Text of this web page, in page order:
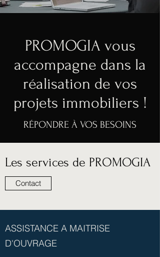
PROMOGIA vous
accompagne dans la
réalisation de vos
projets immobiliers !
RÉPONDRE À VOS BESOINS
Les services de PROMOGIA
Contact
ASSISTANCE A MAITRISE
D'OUVRAGE